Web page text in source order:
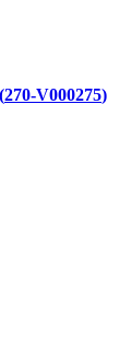
270-V000275